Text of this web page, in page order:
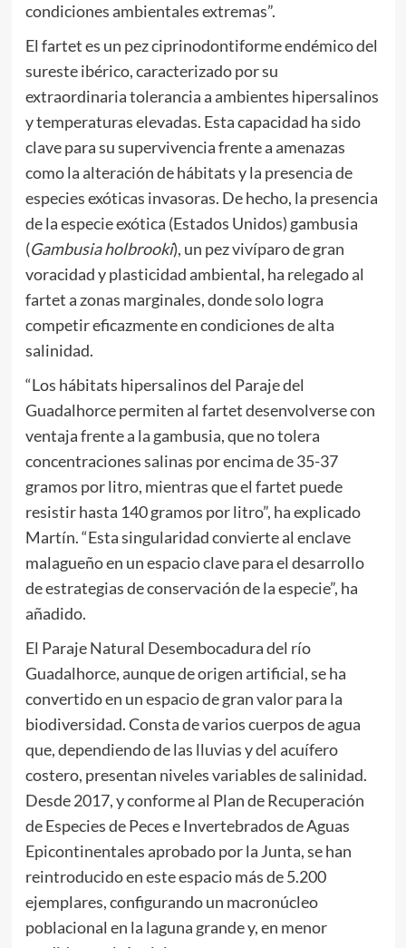
condiciones ambientales extremas”.
El fartet es un pez ciprinodontiforme endémico del
sureste ibérico, caracterizado por su
extraordinaria tolerancia a ambientes hipersalinos
y temperaturas elevadas. Esta capacidad ha sido
clave para su supervivencia frente a amenazas
como la alteración de hábitats y la presencia de
especies exóticas invasoras. De hecho, la presencia
de la especie exótica (Estados Unidos) gambusia
(Gambusia holbrooki), un pez vivíparo de gran
voracidad y plasticidad ambiental, ha relegado al
fartet a zonas marginales, donde solo logra
competir eficazmente en condiciones de alta
salinidad.
“Los hábitats hipersalinos del Paraje del
Guadalhorce permiten al fartet desenvolverse con
ventaja frente a la gambusia, que no tolera
concentraciones salinas por encima de 35-37
gramos por litro, mientras que el fartet puede
resistir hasta 140 gramos por litro”, ha explicado
Martín. “Esta singularidad convierte al enclave
malagueño en un espacio clave para el desarrollo
de estrategias de conservación de la especie”, ha
añadido.
El Paraje Natural Desembocadura del río
Guadalhorce, aunque de origen artificial, se ha
convertido en un espacio de gran valor para la
biodiversidad. Consta de varios cuerpos de agua
que, dependiendo de las lluvias y del acuífero
costero, presentan niveles variables de salinidad.
Desde 2017, y conforme al Plan de Recuperación
de Especies de Peces e Invertebrados de Aguas
Epicontinentales aprobado por la Junta, se han
reintroducido en este espacio más de 5.200
ejemplares, configurando un macronúcleo
poblacional en la laguna grande y, en menor